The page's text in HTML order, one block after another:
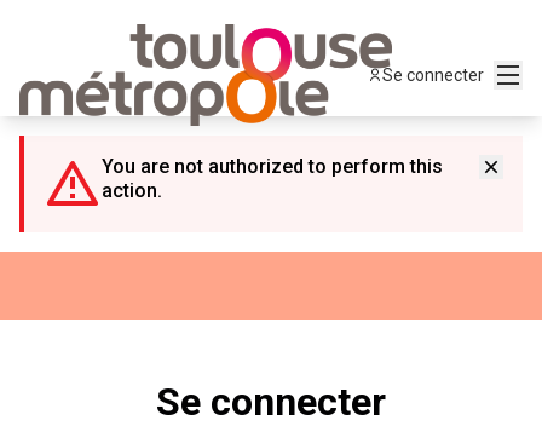
Se connecter
You are not authorized to perform this
action.
Se connecter